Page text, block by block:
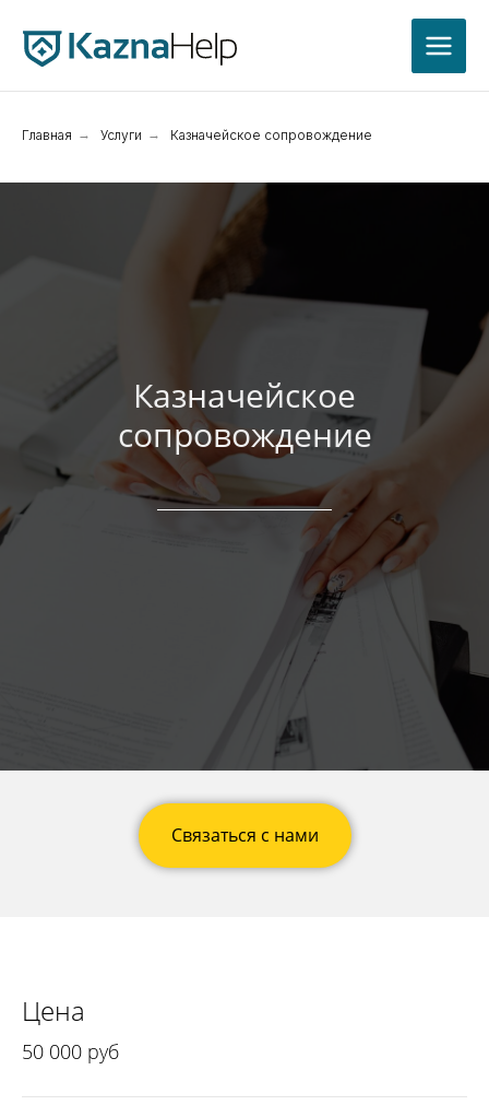
Главная → Услуги → Казначейское сопровождение
Казначейское
сопровождение
Связаться с нами
Цена
50 0 00 руб